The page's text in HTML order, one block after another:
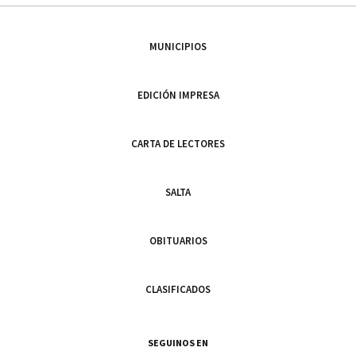
MUNICIPIOS
EDICIÓN IMPRESA
CARTA DE LECTORES
SALTA
OBITUARIOS
CLASIFICADOS
SEGUINOS EN